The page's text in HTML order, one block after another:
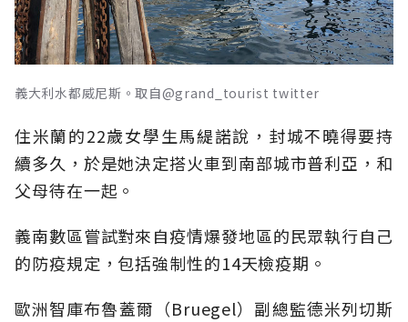
義大利水都威尼斯。取自@grand_tourist twitter
住米蘭的22歲女學生馬緹諾說，封城不曉得要持
續多久，於是她決定搭火車到南部城市普利亞，和
父母待在一起。
義南數區嘗試對來自疫情爆發地區的民眾執行自己
的防疫規定，包括強制性的14天檢疫期。
歐洲智庫布魯蓋爾（Bruegel）副總監德米列切斯